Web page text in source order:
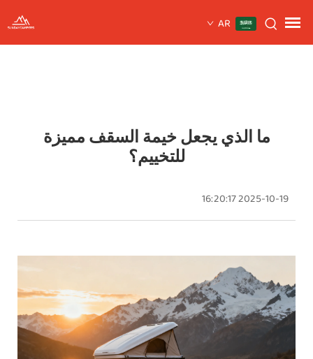
AR
ما الذي يجعل خيمة السقف مميزة
للتخييم؟
2025-10-19 16:20:17